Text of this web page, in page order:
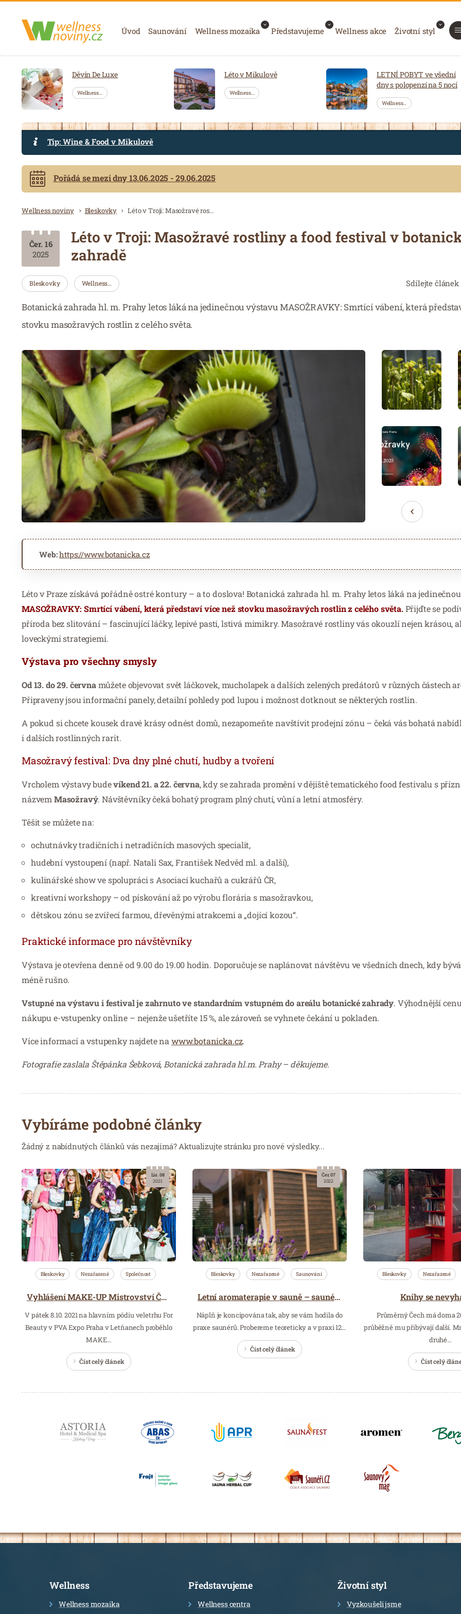
Navigace
Úvod Saunování Wellness mozaika Představujeme Wellness akce Životní styl
Děvín De Luxe
Wellness…
Léto v Mikulově
Wellness…
LETNÍ POBYT ve všední
dny s polopenzí na 5 nocí
Wellness…
Tip: Wine & Food v Mikulově
Pořádá se mezi dny 13.06.2025 - 29.06.2025
Drobečková navigace
Wellness noviny Bleskovky Léto v Troji: Masožravé rostliny a food festival v botanické zahradě
Čer. 16
2025
Léto v Troji: Masožravé rostliny a food festival v
zahradě
Sdílejte článek
Bleskovky Wellness…
Botanická zahrada hl. m. Prahy letos láká na jedinečnou výstavu MASOŽRAVKY: Smrtící vábení, která
stovku masožravých rostlin z celého světa.
Web:https://www.botanicka.cz
Léto v Praze získává pořádně ostré kontury – a to doslova! Botanická zahrada hl. m. Prahy letos láká na jedinečnou
MASOŽRAVKY: Smrtící vábení, která představí více než stovku masožravých rostlin z celého světa.Přijďte se
příroda bez slitování – fascinující láčky, lepivé pasti, lstivá mimikry. Masožravé rostliny vás okouzlí nejen krásou,
loveckými strategiemi.
Výstava pro všechny smysly
Od 13. do 29. červnamůžete objevovat svět láčkovek, mucholapek a dalších zelených predátorů v různých částech
Připraveny jsou informační panely, detailní pohledy pod lupou i možnost dotknout se některých rostlin.
A pokud si chcete kousek dravé krásy odnést domů, nezapomeňte navštívit prodejní zónu – čeká vás bohatá
i dalších rostlinných rarit.
Masožravý festival: Dva dny plné chutí, hudby a tvoření
Vrcholem výstavy budevíkend 21. a 22. června, kdy se zahrada promění v dějiště tematického food festivalu s
názvem Masožravý. Návštěvníky čeká bohatý program plný chutí, vůní a letní atmosféry.
Těšit se můžete na:
ochutnávky tradičních i netradičních masových specialit,
hudební vystoupení (např. Natali Sax, František Nedvěd ml. a další),
kulinářské show ve spolupráci s Asociací kuchařů a cukrářů ČR,
kreativní workshopy – od pískování až po výrobu florária s masožravkou,
dětskou zónu se zvířecí farmou, dřevěnými atrakcemi a „dojící kozou“.
Praktické informace pro návštěvníky
Výstava je otevřena denně od 9.00 do 19.00 hodin. Doporučuje se naplánovat návštěvu ve všedních dnech, kdy
méně rušno.
Vstupné na výstavu i festival je zahrnuto ve standardním vstupném do areálu botanické zahrady. Výhodnější
nákupu e-vstupenky online – nejenže ušetříte 15 %, ale zároveň se vyhnete čekání u pokladen.
Více informací a vstupenky najdete na www.botanicka.cz.
Fotografie zaslala Štěpánka Šebková, Botanická zahrada hl.m. Prahy – děkujeme.
Vybíráme podobné články
Žádný z nabídnutých článků vás nezajímá? Aktualizujte stránku pro nové výsledky...
Bleskovky Nezařazené Společnost
Vyhlášení MAKE-UP Mistrovství ČR 2021
V pátek 8.10. 2021 na hlavním pódiu veletrhu For
Beauty v PVA Expo Praha v Letňanech proběhlo
MAKE…
Číst celý článek
Lis. 08
2021
Bleskovky Nezařazené Saunování
Letní aromaterapie v sauně – saunérský masterclass
Náplň je koncipována tak, aby se vám hodila do
praxe saunérů. Probereme teoreticky a v praxi 12…
Číst celý článek
Čer. 07
2022
Bleskovky Nezařazené
Knihy se
Průměrný Čech má doma
průběžně mu přibývají další.
druhé…
Číst celý
Informace
Wellness
Wellness mozaika
Představujeme
Wellness centra
Životní styl
Vyzkoušeli jsme